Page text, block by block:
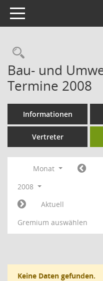
Toggle navigation
Bau- und
Termine 2008
Informationen
Vertreter
Monat
2008
Aktuell
Gremium auswählen
Keine Daten gefunden.